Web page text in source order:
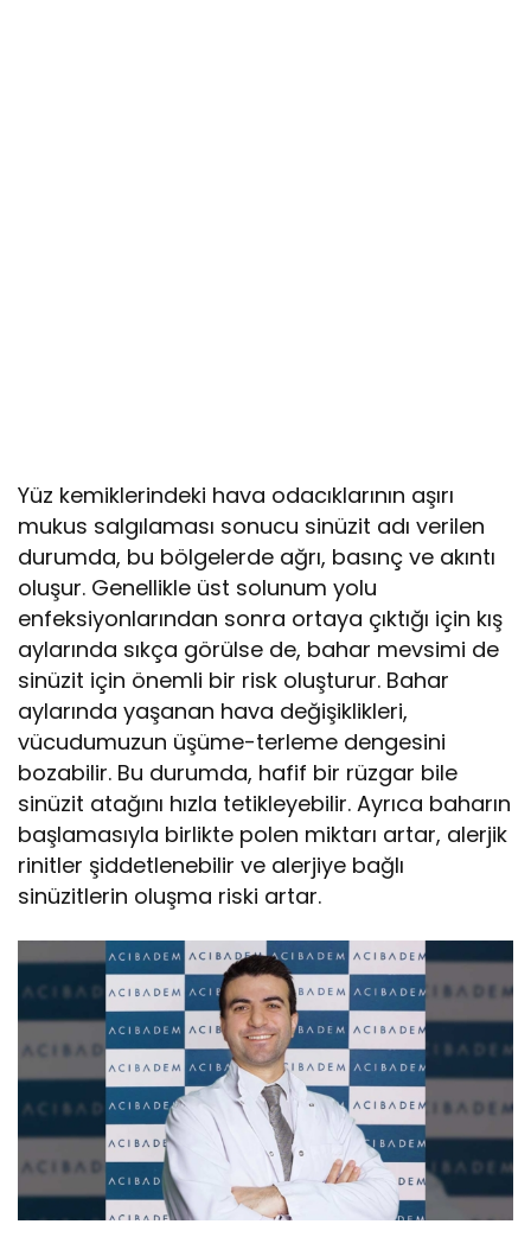
Yüz kemiklerindeki hava odacıklarının aşırı
mukus salgılaması sonucu sinüzit adı verilen
durumda, bu bölgelerde ağrı, basınç ve akıntı
oluşur. Genellikle üst solunum yolu
enfeksiyonlarından sonra ortaya çıktığı için kış
aylarında sıkça görülse de, bahar mevsimi de
sinüzit için önemli bir risk oluşturur. Bahar
aylarında yaşanan hava değişiklikleri,
vücudumuzun üşüme-terleme dengesini
bozabilir. Bu durumda, hafif bir rüzgar bile
sinüzit atağını hızla tetikleyebilir. Ayrıca baharın
başlamasıyla birlikte polen miktarı artar, alerjik
rinitler şiddetlenebilir ve alerjiye bağlı
sinüzitlerin oluşma riski artar.